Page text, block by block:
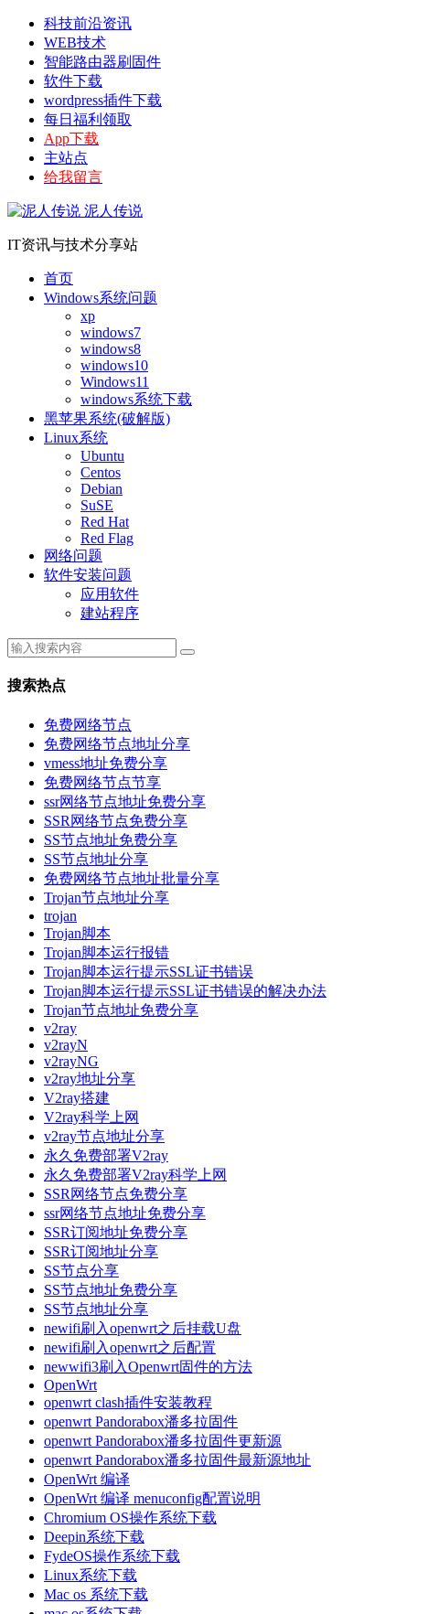
科技前沿资讯
WEB技术
智能路由器刷固件
软件下载
wordpress插件下载
每日福利领取
App下载
主站点
给我留言
泥人传说
IT资讯与技术分享站
首页
Windows系统问题
xp
windows7
windows8
windows10
Windows11
windows系统下载
黑苹果系统(破解版)
Linux系统
Ubuntu
Centos
Debian
SuSE
Red Hat
Red Flag
网络问题
软件安装问题
应用软件
建站程序
搜索热点
免费网络节点
免费网络节点地址分享
vmess地址免费分享
免费网络节点节享
ssr网络节点地址免费分享
SSR网络节点免费分享
SS节点地址免费分享
SS节点地址分享
免费网络节点地址批量分享
Trojan节点地址分享
trojan
Trojan脚本
Trojan脚本运行报错
Trojan脚本运行提示SSL证书错误
Trojan脚本运行提示SSL证书错误的解决办法
Trojan节点地址免费分享
v2ray
v2rayN
v2rayNG
v2ray地址分享
V2ray搭建
V2ray科学上网
v2ray节点地址分享
永久免费部署V2ray
永久免费部署V2ray科学上网
SSR网络节点免费分享
ssr网络节点地址免费分享
SSR订阅地址免费分享
SSR订阅地址分享
SS节点分享
SS节点地址免费分享
SS节点地址分享
newifi刷入openwrt之后挂载U盘
newifi刷入openwrt之后配置
newwifi3刷入Openwrt固件的方法
OpenWrt
openwrt clash插件安装教程
openwrt Pandorabox潘多拉固件
openwrt Pandorabox潘多拉固件更新源
openwrt Pandorabox潘多拉固件最新源地址
OpenWrt 编译
OpenWrt 编译 menuconfig配置说明
Chromium OS操作系统下载
Deepin系统下载
FydeOS操作系统下载
Linux系统下载
Mac os 系统下载